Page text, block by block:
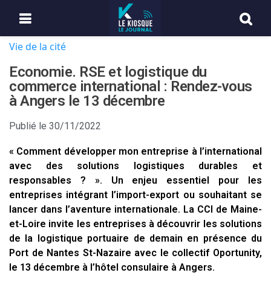
Vie de la cité
Economie. RSE et logistique du
commerce international : Rendez-vous
à Angers le 13 décembre
Publié le 30/11/2022
« Comment développer mon entreprise à l’international
avec des solutions logistiques durables et
responsables ? ». Un enjeu essentiel pour les
entreprises intégrant l’import-export ou souhaitant se
lancer dans l’aventure internationale. La CCI de Maine-
et-Loire invite les entreprises à découvrir les solutions
de la logistique portuaire de demain en présence du
Port de Nantes St-Nazaire avec le collectif Oportunity,
le 13 décembre à l’hôtel consulaire à Angers.